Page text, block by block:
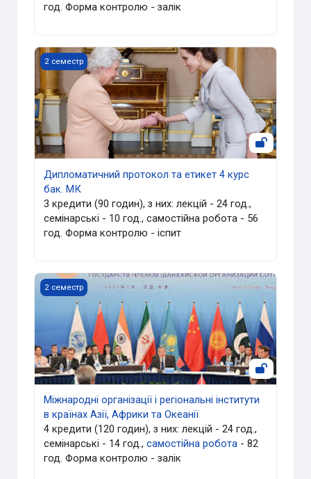
год. Форма контролю - залік
Дипломатичний протокол та етикет 4 курс бак. МК
2 семестр
Дипломатичний протокол та етикет 4 курс
бак. МК
3 кредити (90 годин), з них: лекцій - 24 год.,
семінарські - 10 год., самостійна робота - 56
год. Форма контролю - іспит
Міжнародні організації і регіональні інститути в країнах
2 семестр
Міжнародні організації і регіональні інститути
в країнах Азії, Африки та Океанії
4 кредити (120 годин), з них: лекцій - 24 год.,
семінарські - 14 год.,самостійна робота - 82
год. Форма контролю - залік